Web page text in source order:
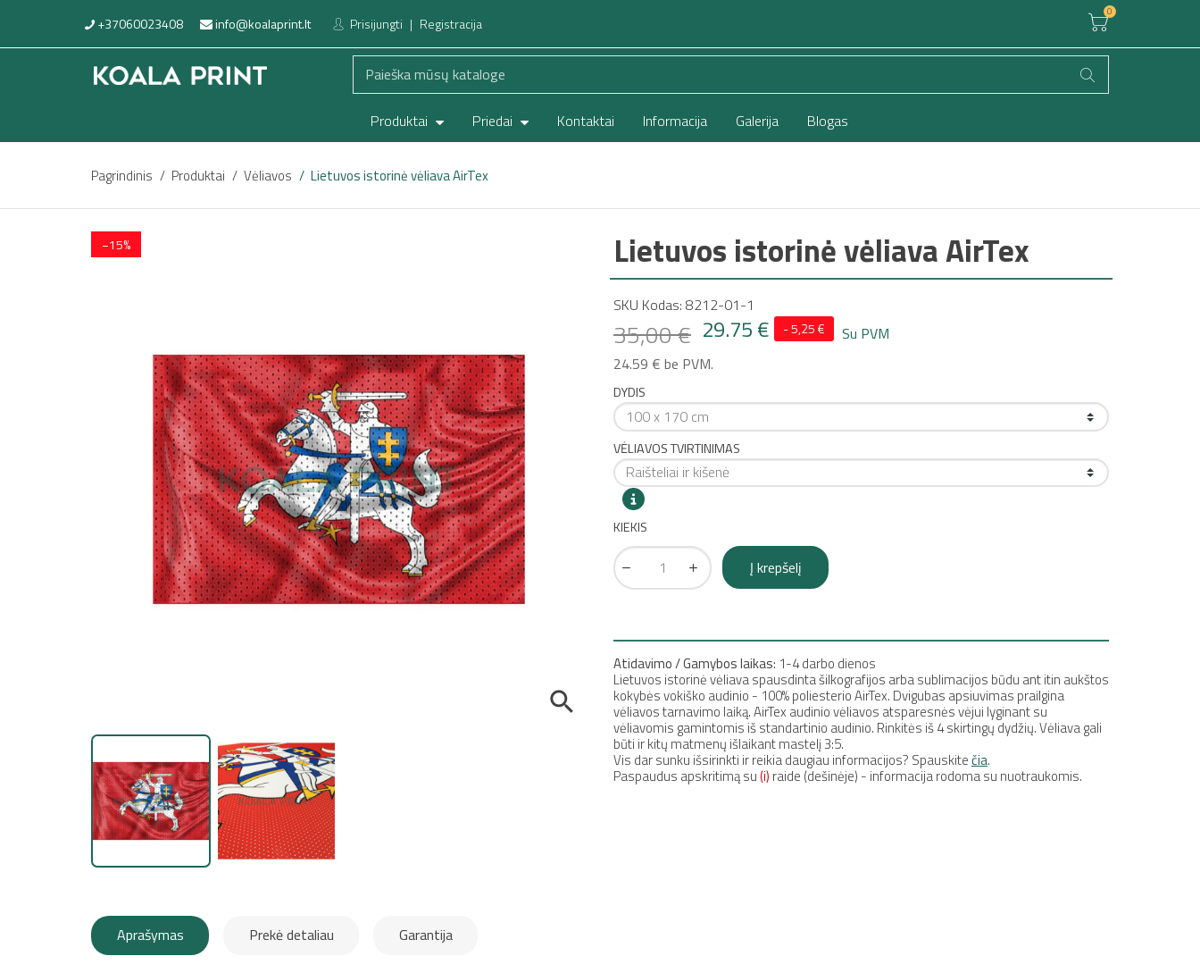
+37060023408 info@koalaprint.lt Prisijungti Registracija Krepšelis
0
Produktai Priedai Kontaktai Informacija Galerija Blogas
Pagrindinis Produktai Vėliavos Lietuvos istorinė vėliava AirTex

−15% Lietuvos istorinė vėliava AirTex
SKU Kodas: 8212-01-1
35,00 € 29.75 € - 5,25 €
Su PVM
24.59 € be PVM.
DYDIS
VĖLIAVOS TVIRTINIMAS
KIEKIS
Į krepšelį
Atidavimo / Gamybos laikas: 1-4 darbo dienos
Lietuvos istorinė vėliava spausdinta šilkografijos arba sublimacijos būdu ant itin aukštos
kokybės vokiško audinio - 100% poliesterio AirTex. Dvigubas apsiuvimas prailgina
vėliavos tarnavimo laiką. AirTex audinio vėliavos atsparesnės vėjui lyginant su
vėliavomis gamintomis iš standartinio audinio. Rinkitės iš 4 skirtingų dydžių. Vėliava gali
būti ir kitų matmenų išlaikant mastelį 3:5.
Vis dar sunku išsirinkti ir reikia daugiau informacijos? Spauskitečia.
Paspaudus apskritimą su(i) raide (dešinėje) - informacija rodoma su nuotraukomis.
Aprašymas Prekė detaliau Garantija